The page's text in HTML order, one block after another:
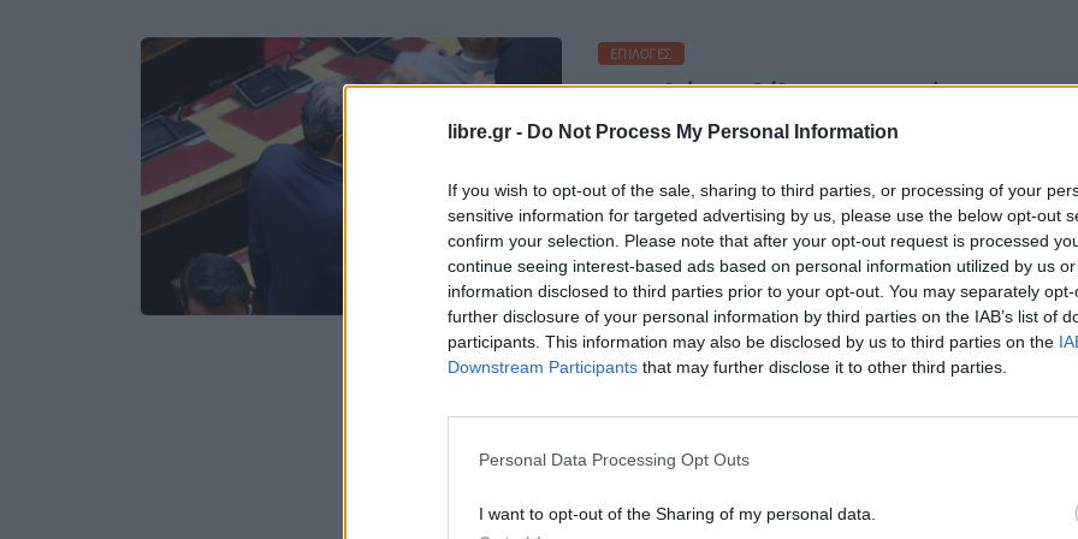
libre.gr - Do Not Process My Personal Information
If you wish to opt-out of the sale, sharing to third parties, or processing of your
sensitive information for targeted advertising by us, please use the below opt-out
confirm your selection. Please note that after your opt-out request is processed
continue seeing interest-based ads based on personal information utilized by us
information disclosed to third parties prior to your opt-out. You may separately
further disclosure of your personal information by third parties on the IAB’s list of
participants. This information may also be disclosed by us to third parties on the
Downstream Participants that may further disclose it to other third parties.
Personal Data Processing Opt Outs
I want to opt-out of the Sharing of my personal data.
ΕΠΙΛΟΓΈΣ
Ο Πολάκης θέλει μετωπική με
τον Φάμελλο στην Κεντρική
Η Συντακτική ομάδα του Libre
8 Ιουλίου, 2026
Τα όσα είπε χθες ο Παύλος Πολάκης στο
απόλυτη ευκρίνεια την εικόνα της
Φάμελλο στη συνεδρίαση της Κεντρικής
απευθυνόμενος στον πρόεδρο του